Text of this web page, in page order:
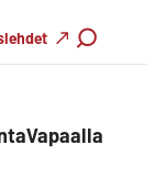
Haku
Vapaalla